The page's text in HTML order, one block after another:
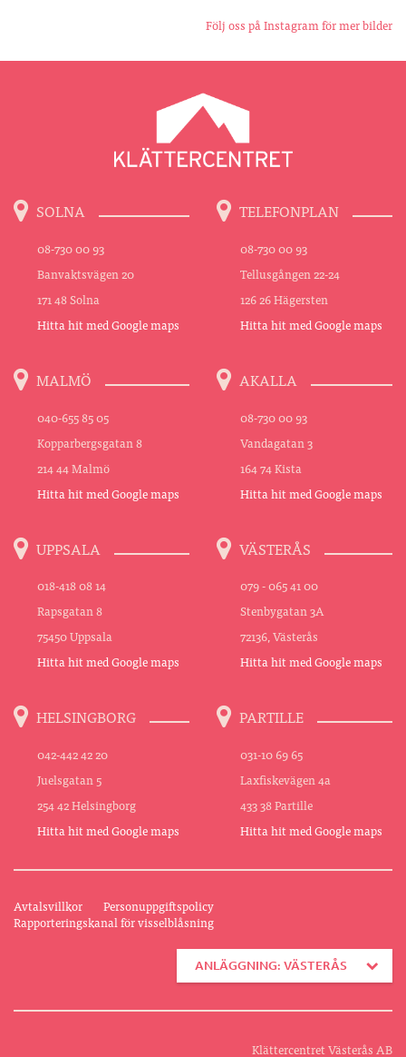
Följ oss på Instagram för mer bilder
SOLNA
08-730 00 93
Banvaktsvägen 20
171 48 Solna
Hitta hit med Google maps
TELEFONPLAN
08-730 00 93
Tellusgången 22-24
126 26 Hägersten
Hitta hit med Google maps
MALMÖ
040-655 85 05
Kopparbergsgatan 8
214 44 Malmö
Hitta hit med Google maps
AKALLA
08-730 00 93
Vandagatan 3
164 74 Kista
Hitta hit med Google maps
UPPSALA
018-418 08 14
Rapsgatan 8
75450 Uppsala
Hitta hit med Google maps
VÄSTERÅS
079 - 065 41 00
Stenbygatan 3A
72136, Västerås
Hitta hit med Google maps
HELSINGBORG
042-442 42 20
Juelsgatan 5
254 42 Helsingborg
Hitta hit med Google maps
PARTILLE
031-10 69 65
Laxfiskevägen 4a
433 38 Partille
Hitta hit med Google maps
Avtalsvillkor
Personuppgiftspolicy
Rapporteringskanal för visselblåsning
ANLÄGGNING: VÄSTERÅS
Klättercentret Västerås AB